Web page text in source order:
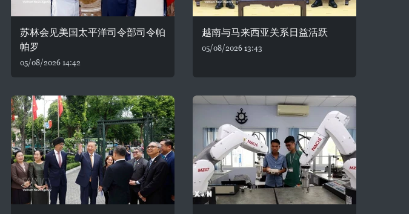
苏林会见美国太平洋司令部司令帕
帕罗
05/08/2026 14:42
越南与马来西亚关系日益活跃
05/08/2026 13:43